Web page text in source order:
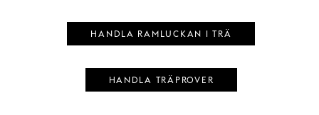
HANDLA RAMLUCKAN I TRÄ
HANDLA TRÄPROVER